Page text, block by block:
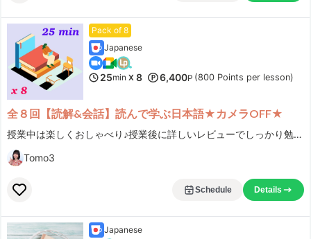
全８回【読解&会話】読んで学ぶ日本語★カメラOFF★
授業中は楽しくおしゃべり♪授業後に詳しいレビューでしっかり勉強！ 本当に細かいチェックと詳しいレビューが人気です。＾＾
Pack of 8
Japanese
25min X 8 6,400P (800 Points per lesson)
Tomo3
Schedule Details
Japanese